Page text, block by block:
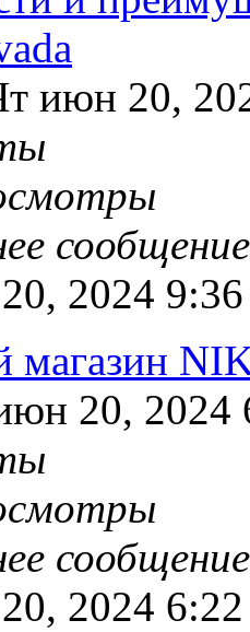
июн 20,
2024
магазин
20, 2024
2024 6:22